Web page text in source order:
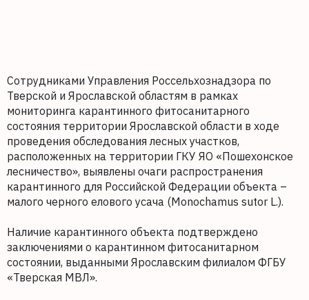
Сотрудниками Управления Россельхознадзора по
Тверской и Ярославской областям в рамках
мониторинга карантинного фитосанитарного
состояния территории Ярославской области в ходе
проведения обследования лесных участков,
расположенных на территории ГКУ ЯО «Пошехонское
лесничество», выявлены очаги распространения
карантинного для Российской Федерации объекта –
малого черного елового усача (Monochamus sutor L.).
Наличие карантинного объекта подтверждено
заключениями о карантинном фитосанитарном
состоянии, выданными Ярославским филиалом ФГБУ
«Тверская МВЛ».